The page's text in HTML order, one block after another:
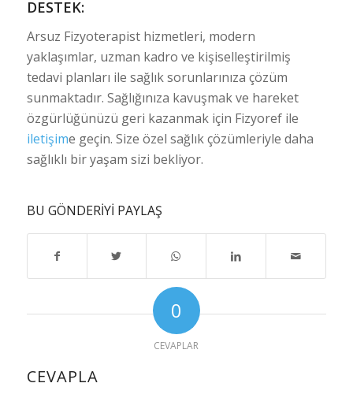
DESTEK:
Arsuz Fizyoterapist hizmetleri, modern
yaklaşımlar, uzman kadro ve kişiselleştirilmiş
tedavi planları ile sağlık sorunlarınıza çözüm
sunmaktadır. Sağlığınıza kavuşmak ve hareket
özgürlüğünüzü geri kazanmak için Fizyoref ile
iletişime geçin. Size özel sağlık çözümleriyle daha
sağlıklı bir yaşam sizi bekliyor.
BU GÖNDERIYI PAYLAŞ
0
CEVAPLAR
CEVAPLA